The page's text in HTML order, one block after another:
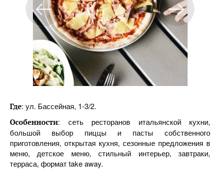
Где: ул. Бассейная, 1-3/2.
Особенности: сеть ресторанов итальянской кухни,
большой выбор пиццы и пасты собственного
приготовления, открытая кухня, сезонные предложения в
меню, детское меню, стильный интерьер, завтраки,
терраса, формат take away.